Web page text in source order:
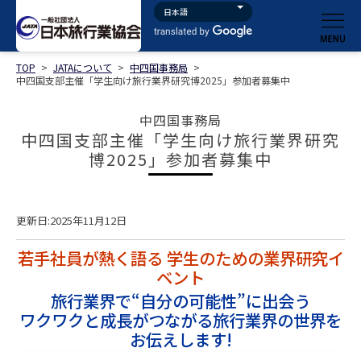
TOP > JATAについて > 中四国事務局 >
中四国支部主催「学生向け旅行業界研究博2025」参加者募集中
中四国事務局
中四国支部主催「学生向け旅行業界研究
博2025」参加者募集中
更新日:2025年11月12日
若手社員が熱く語る 学生のための業界研究イ
ベント
旅行業界で“自分の可能性”に出会う
ワクワクと成長がつながる旅行業界の世界を
お伝えします!